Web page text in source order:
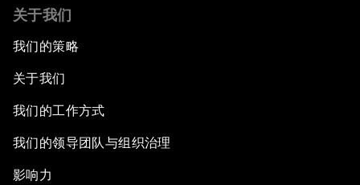
关于我们
我们的策略
关于我们
我们的工作方式
我们的领导团队与组织治理
影响力